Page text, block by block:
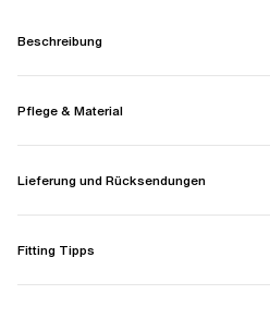
Beschreibung
Pflege & Material
Lieferung und Rücksendungen
Fitting Tipps